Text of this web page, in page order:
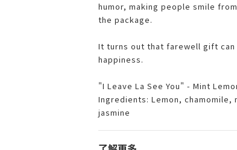
humor, making people smile
the package.
It turns out that farewell gift can
happiness.
"I Leave La See You" - Mint
Ingredients: Lemon, chamomile,
jasmine